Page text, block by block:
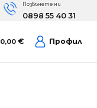
Позвънете ни
0898 55 40 31
0,00€ Профил